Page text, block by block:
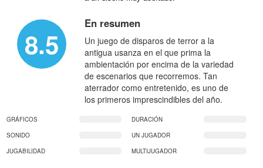
8.5
En resumen
Un juego de disparos de terror a la
antigua usanza en el que prima la
ambientación por encima de la variedad
de escenarios que recorremos. Tan
aterrador como entretenido, es uno de
los primeros imprescindibles del año.
GRÁFICOS
DURACIÓN
SONIDO
UN JUGADOR
JUGABILIDAD
MULTIJUGADOR